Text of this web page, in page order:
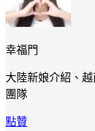
幸福門
大陸新娘介紹、
團隊
點贊